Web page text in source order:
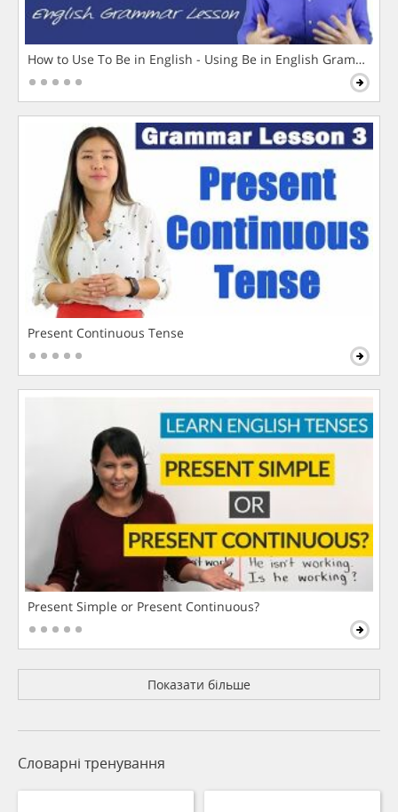
How to Use To Be in English - Using Be in English Grammar
Present Continuous Tense
Present Simple or Present Continuous?
Показати більше
Словарні тренування